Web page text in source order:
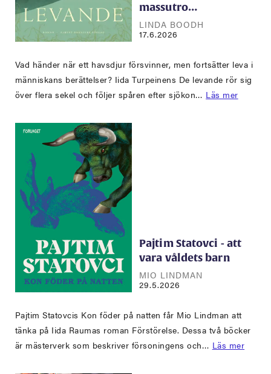
massutro…
LINDA BOODH
17.6.2026
Vad händer när ett havsdjur försvinner, men fortsätter leva i
människans berättelser? Iida Turpeinens De levande rör sig
över flera sekel och följer spåren efter sjökon… Läs mer
Pajtim Statovci - att
vara våldets barn
MIO LINDMAN
29.5.2026
Pajtim Statovcis Kon föder på natten får Mio Lindman att
tänka på Iida Raumas roman Förstörelse. Dessa två böcker
är mästerverk som beskriver försoningens och… Läs mer